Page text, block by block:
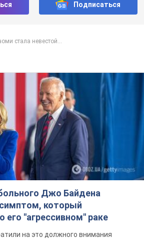
Подписаться
стала невестой...
Джо Байдена
который
его "агрессивном" раке
на это должного внимания